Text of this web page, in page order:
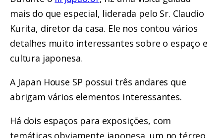
mais do que especial, liderada pelo Sr. Claudio
Kurita, diretor da casa. Ele nos contou vários
detalhes muito interessantes sobre o espaço e
cultura japonesa.
A Japan House SP possui três andares que
abrigam vários elementos interessantes.
Há dois espaços para exposições, com
temáticas obviamente japonesa, um no térreo